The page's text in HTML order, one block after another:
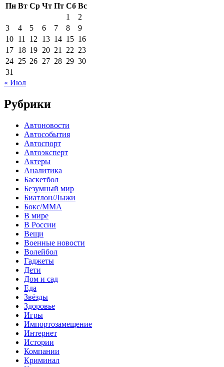
Пн Вт Ср Чт Пт Сб Вс
1
2
3
4 5 6 7 8
9
10 11 12 13 14 15 16
17 18 19 20 21 22 23
24 25 26 27 28 29 30
31
« Июл
Рубрики
Автоновости
Автособытия
Автоспорт
Автоэксперт
Актеры
Аналитика
Баскетбол
Безумный мир
Биатлон/Лыжи
Бокс/MMA
В мире
В России
Вещи
Военные новости
Волейбол
Гаджеты
Дети
Дом и сад
Еда
Звёзды
Здоровье
Игры
Импортозамещение
Интернет
Истории
Компании
Криминал